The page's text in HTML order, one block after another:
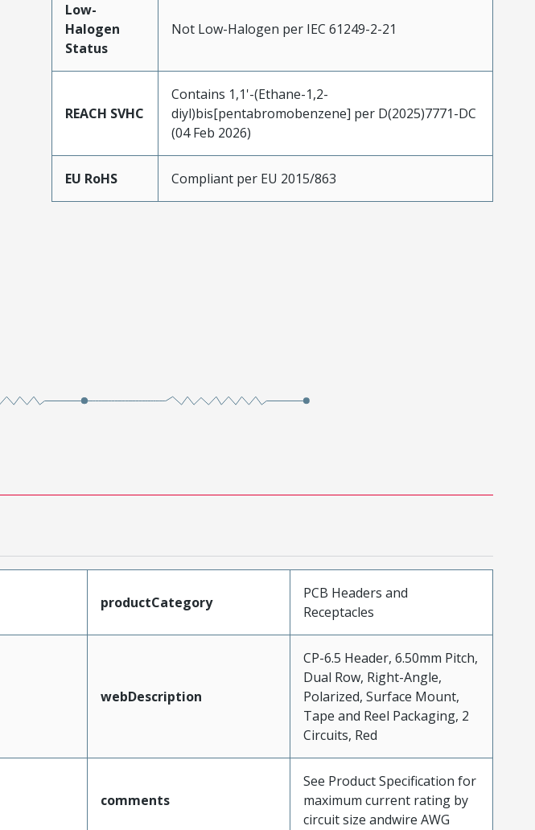
Low-
Halogen
Status
Not Low-Halogen per IEC 61249-2-21
REACH SVHC
Contains 1,1'-(Ethane-1,2-
diyl)bis[pentabromobenzene] per D(2025)7771-DC
(04 Feb 2026)
EU RoHS Compliant per EU 2015/863
productCategory
PCB Headers and
Receptacles
webDescription
CP-6.5 Header, 6.50mm Pitch,
Dual Row, Right-Angle,
Polarized, Surface Mount,
Tape and Reel Packaging, 2
Circuits, Red
comments
See Product Specification for
maximum current rating by
circuit size andwire AWG